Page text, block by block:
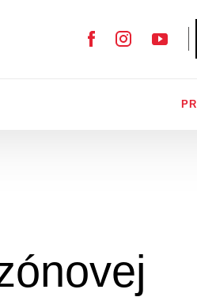
Instagram
Facebook